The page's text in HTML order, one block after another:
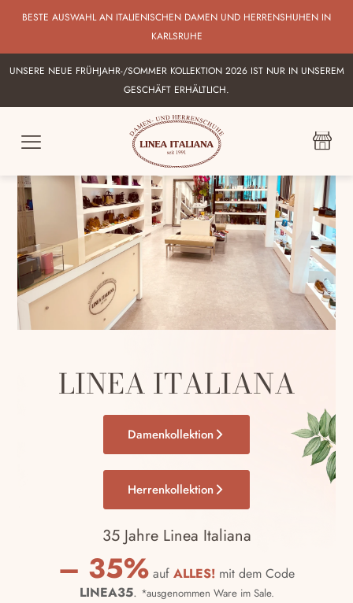
BESTE AUSWAHL AN ITALIENISCHEN DAMEN UND HERRENSHUHEN IN
KARLSRUHE
UNSERE NEUE FRÜHJAHR-/SOMMER KOLLEKTION 2026 IST NUR IN UNSEREM
GESCHÄFT ERHÄLTLICH.
LINEA
ITALIANA
KARLSRUHE
LINEA ITALIANA
Damenkollektion
Herrenkollektion
35 Jahre Linea Italiana
– 35% auf ALLES! mit dem Code
LINEA35. *ausgenommen Ware im Sale.